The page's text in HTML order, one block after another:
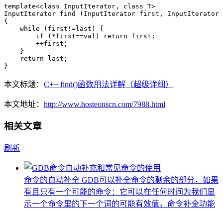
template<class InputIterator, class T>
InputIterator find (InputIterator first, InputIterator
{
    while (first!=last) {
        if (*first==val) return first;
        ++first;
    }
    return last;
}
本文标题： C++ find()函数用法详解（超级详细）
本文地址： http://www.hosteonscn.com/7988.html
相关文章
刷新
命令的自动补全 GDB可以补全命令的剩余的部分，如果
有且只有一个可能的命令：它可以在任何时间为我们显
示一个命令里的下一个词的可能有效值。命令补全功能